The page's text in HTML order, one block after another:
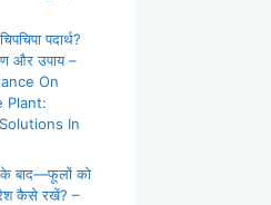
पदार्थ?
और उपाय –
On
Plant:
In
के बाद—फूलों को
कैसे रखें? –